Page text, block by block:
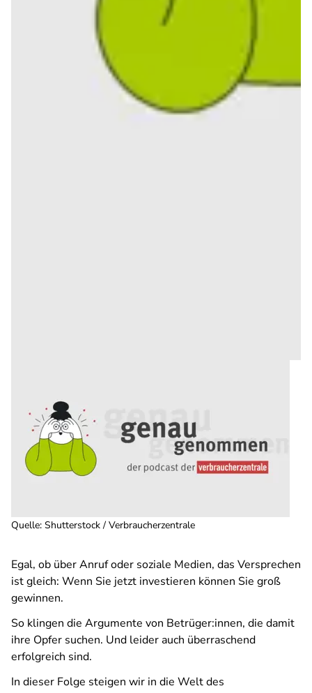
Quelle: Shutterstock / Verbraucherzentrale
Egal, ob über Anruf oder soziale Medien, das Versprechen
ist gleich: Wenn Sie jetzt investieren können Sie groß
gewinnen.
So klingen die Argumente von Betrüger:innen, die damit
ihre Opfer suchen. Und leider auch überraschend
erfolgreich sind.
In dieser Folge steigen wir in die Welt des